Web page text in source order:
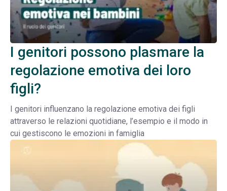
I genitori possono plasmare la
regolazione emotiva dei loro
figli?
I genitori influenzano la regolazione emotiva dei figli
attraverso le relazioni quotidiane, l’esempio e il modo in
cui gestiscono le emozioni in famiglia